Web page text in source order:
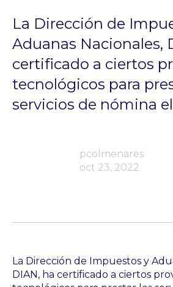
La Dirección de
Aduanas Nacionales,
certificado a ciertos
tecnológicos para
servicios de nómina
pcolmenares
oct 23, 2022
La Dirección de Impuestos y
DIAN, ha certificado a ciertos